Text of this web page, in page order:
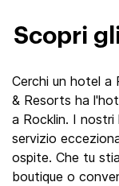
Scopri
Cerchi un hotel a
& Resorts ha
a Rocklin. I nostri
servizio
ospite. Che tu
boutique o